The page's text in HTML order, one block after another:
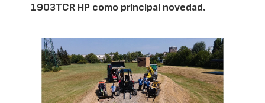
1903TCR HP como principal novedad.